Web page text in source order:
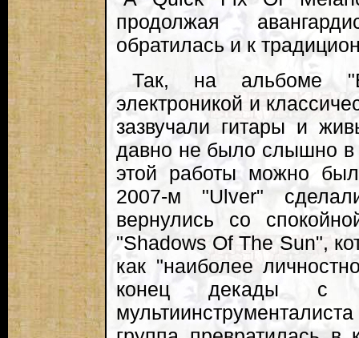
продолжая
обратилась и к
Так, на альбоме
электроникой и
зазвучали гитары и
давно не было слышно в
этой работы можно
2007-м "Ulver"
вернулись со
"Shadows Of The Sun",
как "наиболее
конец декады с